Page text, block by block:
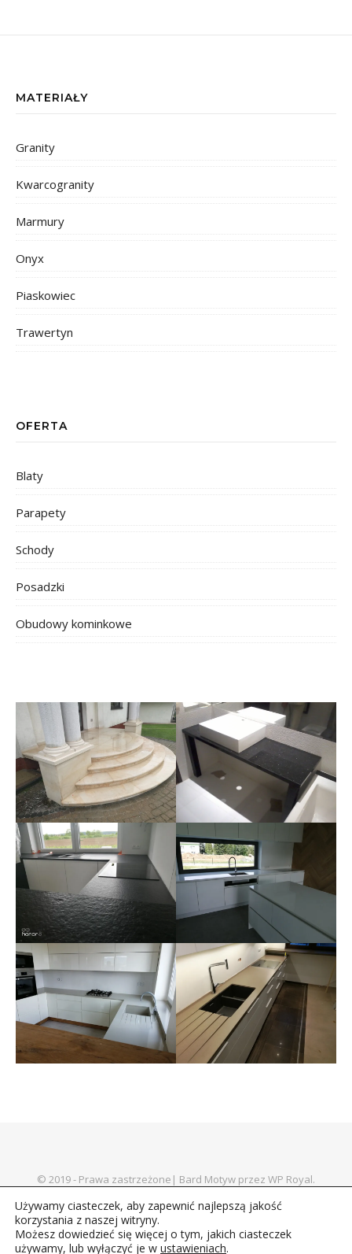
MATERIAŁY
Granity
Kwarcogranity
Marmury
Onyx
Piaskowiec
Trawertyn
OFERTA
Blaty
Parapety
Schody
Posadzki
Obudowy kominkowe
© 2019 - Prawa zastrzeżone| Bard Motyw przez WP Royal.
Parapety Schody Posadzki Obudowy kominkowe
Używamy ciasteczek, aby zapewnić najlepszą jakość
korzystania z naszej witryny.
Możesz dowiedzieć się więcej o tym, jakich ciasteczek
używamy, lub wyłączyć je w ustawieniach.